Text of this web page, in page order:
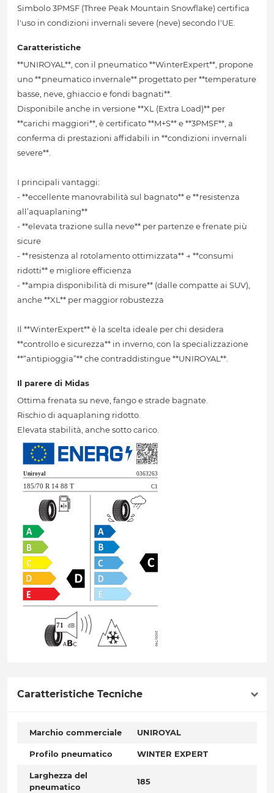
Simbolo 3PMSF (Three Peak Mountain Snowflake) certifica
l'uso in condizioni invernali severe (neve) secondo l'UE.
Caratteristiche
**UNIROYAL**, con il pneumatico **WinterExpert**, propone
uno **pneumatico invernale** progettato per **temperature
basse, neve, ghiaccio e fondi bagnati**.
Disponibile anche in versione **XL (Extra Load)** per
**carichi maggiori**, è certificato **M+S** e **3PMSF**, a
conferma di prestazioni affidabili in **condizioni invernali
severe**.
I principali vantaggi:
- **eccellente manovrabilità sul bagnato** e **resistenza
all’aquaplaning**
- **elevata trazione sulla neve** per partenze e frenate più
sicure
- **resistenza al rotolamento ottimizzata** → **consumi
ridotti** e migliore efficienza
- **ampia disponibilità di misure** (dalle compatte ai SUV),
anche **XL** per maggior robustezza
Il **WinterExpert** è la scelta ideale per chi desidera
**controllo e sicurezza** in inverno, con la specializzazione
**“antipioggia”** che contraddistingue **UNIROYAL**.
Il parere di Midas
Ottima frenata su neve, fango e strade bagnate.
Rischio di aquaplaning ridotto.
Elevata stabilità, anche sotto carico.
Caratteristiche Tecniche
Marchio commerciale UNIROYAL
Profilo pneumatico WINTER EXPERT
Larghezza del
pneumatico
185